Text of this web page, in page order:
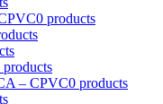
0 products
products
– CPVC0 products